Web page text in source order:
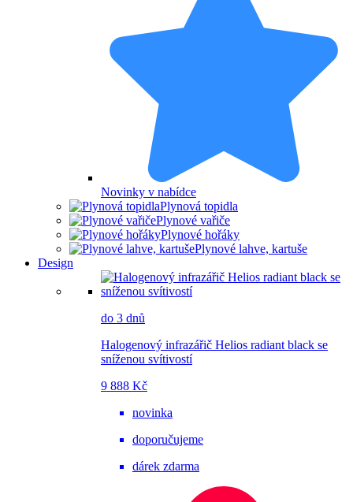
Novinky v nabídce
Plynová topidla
Plynové vařiče
Plynové hořáky
Plynové lahve, kartuše
Design
do 3 dnů
Halogenový infrazářič Helios radiant black se
sníženou svítivostí
9 888 Kč
novinka
doporučujeme
dárek zdarma